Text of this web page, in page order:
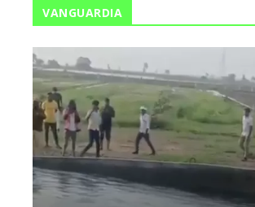
VANGUARDIA